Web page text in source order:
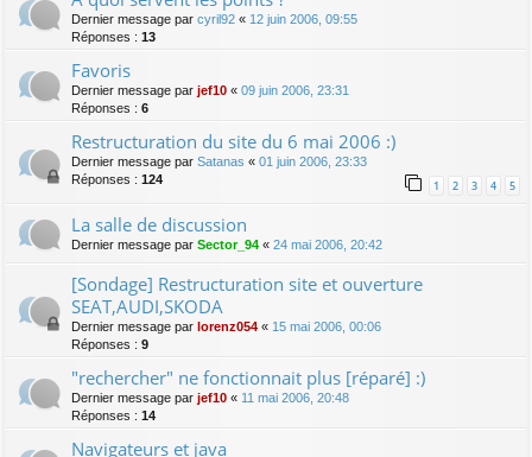
Dernier message par cyril92 « 12 juin 2006, 09:55
Réponses : 13
Favoris
Dernier message par jef10 « 09 juin 2006, 23:31
Réponses : 6
Restructuration du site du 6 mai 2006 :)
Dernier message par Satanas « 01 juin 2006, 23:33
Réponses : 124 1 2 3 4 5
La salle de discussion
Dernier message par Sector_94 « 24 mai 2006, 20:42
[Sondage] Restructuration site et ouverture
SEAT,AUDI,SKODA
Dernier message par lorenz054 « 15 mai 2006, 00:06
Réponses : 9
"rechercher" ne fonctionnait plus [réparé] :)
Dernier message par jef10 « 11 mai 2006, 20:48
Réponses : 14
Navigateurs et java